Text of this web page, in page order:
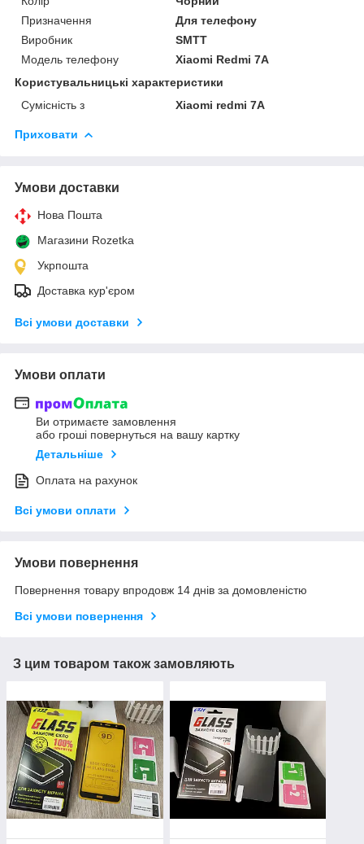
Призначення
Для телефону
Виробник
SMTT
Модель телефону
Xiaomi Redmi 7A
Користувальницькі характеристики
Сумісність з
Xiaomi redmi 7A
Приховати
Умови доставки
Нова Пошта
Магазини Rozetka
Укрпошта
Доставка кур'єром
Всі умови доставки
Умови оплати
Ви отримаєте замовлення
або гроші повернуться на вашу картку
Детальніше
Оплата на рахунок
Всі умови оплати
Умови повернення
Повернення товару впродовж 14 днів за домовленістю
Всі умови повернення
З цим товаром також замовляють